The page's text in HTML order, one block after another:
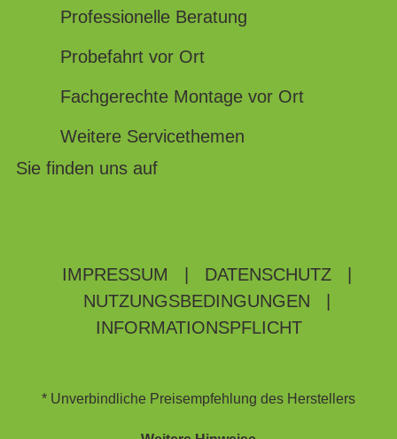
Professionelle Beratung
Probefahrt vor Ort
Fachgerechte Montage vor Ort
Weitere Servicethemen
Sie finden uns auf
IMPRESSUM DATENSCHUTZ
NUTZUNGSBEDINGUNGEN
INFORMATIONSPFLICHT
* Unverbindliche Preisempfehlung des Herstellers